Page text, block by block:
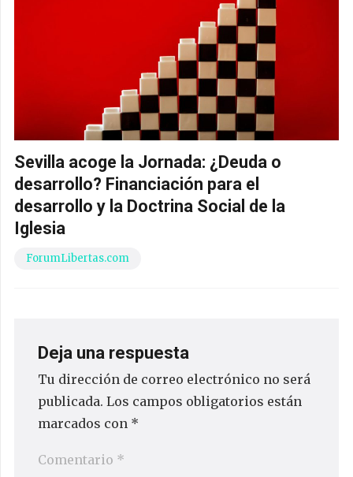
Sevilla acoge la Jornada: ¿Deuda o
desarrollo? Financiación para el
desarrollo y la Doctrina Social de la
Iglesia
ForumLibertas.com
Deja una respuesta
Tu dirección de correo electrónico no será
publicada. Los campos obligatorios están
marcados con *